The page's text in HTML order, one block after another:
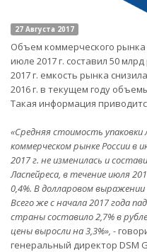
27 Августа 2017
Объем коммерческого
июле 2017 г. составил 50
2017 г. емкость рынка
2016 г. в текущем году
Такая информация
«Средняя стоимость
коммерческом рынке России в
2017 г. не изменилась и
Ласпейреса, в течение июля
0,4%. В долларовом выражении
Всего же с начала 2017 года
страны составило 2,7% в
цены выросли на 3,3%», -
генеральный директор DSM